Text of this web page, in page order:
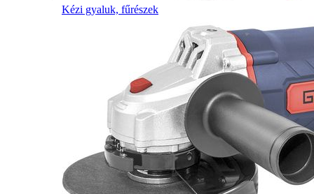
Kézi gyaluk, fűrészek